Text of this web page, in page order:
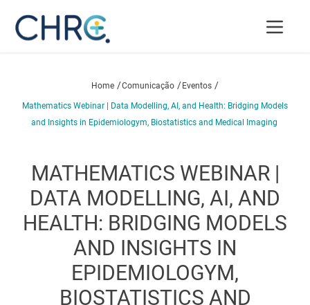
Home /Comunicação / Eventos /
Mathematics Webinar | Data Modelling, AI, and Health: Bridging Models
and Insights in Epidemiologym, Biostatistics and Medical Imaging
MATHEMATICS WEBINAR |
DATA MODELLING, AI, AND
HEALTH: BRIDGING MODELS
AND INSIGHTS IN
EPIDEMIOLOGYM,
BIOSTATISTICS AND